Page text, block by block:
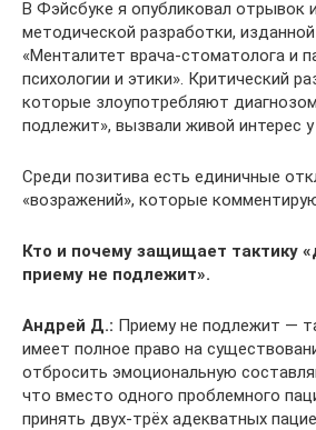
В Фэйсбуке я опубликовал отрывок
методической разработки,
«Менталитет врача-стоматолога и
психологии и этики». Критический
которые злоупотребляют
подлежит», вызвали живой интерес у
Среди позитива есть единичные
«возражений», которые
Кто и почему защищает тактику
приему не подлежит».
Андрей Д.: Приему не подлежит —
имеет полное право на
отбросить эмоциональную
что вместо одного проблемного
принять двух-трёх адекватных